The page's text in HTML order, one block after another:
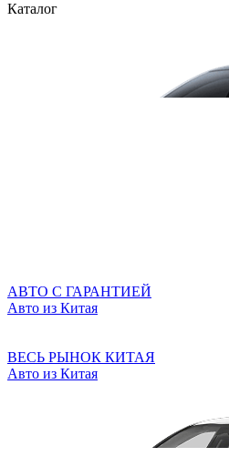
Каталог
АВТО С ГАРАНТИЕЙ
Авто из Китая
ВЕСЬ РЫНОК КИТАЯ
Авто из Китая